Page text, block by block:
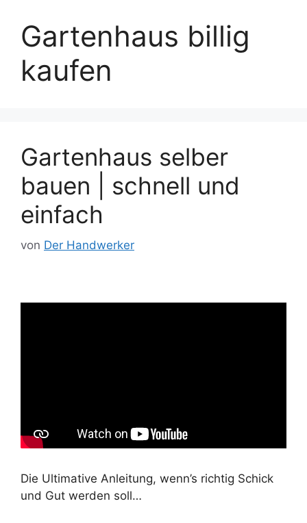
Gartenhaus billig
kaufen
Gartenhaus selber
bauen | schnell und
einfach
von Der Handwerker
Die Ultimative Anleitung, wenn’s richtig Schick
und Gut werden soll…